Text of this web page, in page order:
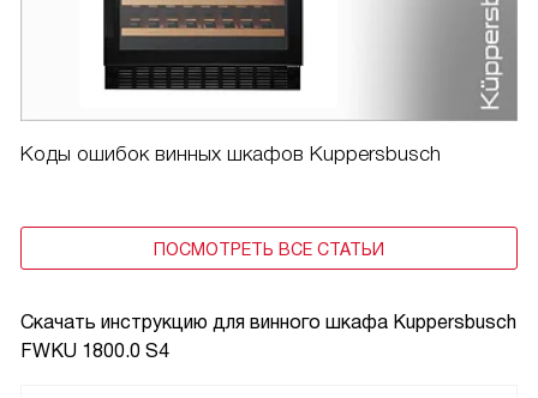
Скачать инструкцию для винного шкафа Kuppersbusch
FWKU 1800.0 S4
Коды ошибок винных шкафов Kuppersbusch
ПОСМОТРЕТЬ ВСЕ СТАТЬИ